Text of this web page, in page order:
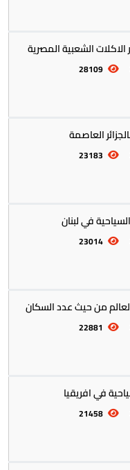
الشعبية المصرية
28109
العاصمة
23183
في لبنان
23014
من حيث عدد السكان
22881
في افريقيا
21458